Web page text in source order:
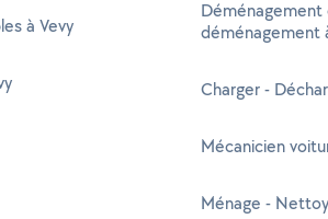
à Vevy
Déménagement
déménagement
Charger -
Mécanicien
Ménage -